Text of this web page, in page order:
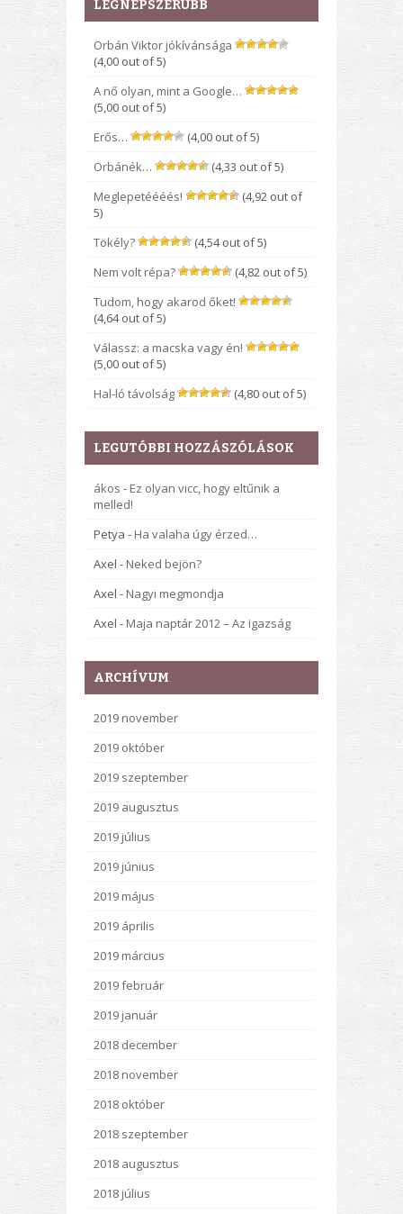
LEGNÉPSZERÜBB
Orbán Viktor jókívánsága
(4,00 out of 5)
A nő olyan, mint a Google…
(5,00 out of 5)
Erős…
(4,00 out of 5)
Orbánék…
(4,33 out of 5)
Meglepetéééés!
(4,92 out of
5)
Tökély?
(4,54 out of 5)
Nem volt répa?
(4,82 out of 5)
Tudom, hogy akarod őket!
(4,64 out of 5)
Válassz: a macska vagy én!
(5,00 out of 5)
Hal-ló távolság
(4,80 out of 5)
LEGUTÓBBI HOZZÁSZÓLÁSOK
ákos - Ez olyan vicc, hogy eltűnik a
melled!
Petya - Ha valaha úgy érzed…
Axel - Neked bejön?
Axel - Nagyi megmondja
Axel - Maja naptár 2012 – Az igazság
ARCHÍVUM
2019 november
2019 október
2019 szeptember
2019 augusztus
2019 július
2019 június
2019 május
2019 április
2019 március
2019 február
2019 január
2018 december
2018 november
2018 október
2018 szeptember
2018 augusztus
2018 július